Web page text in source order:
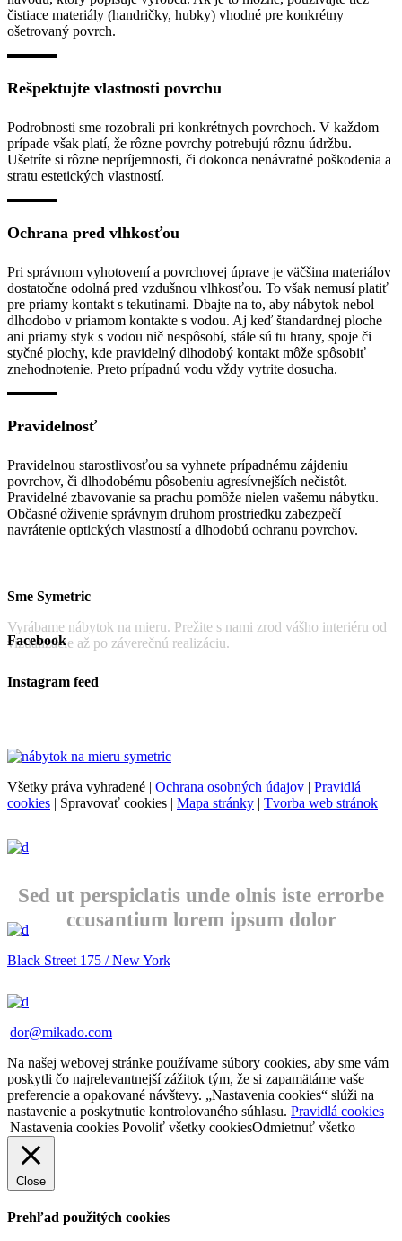
čistiace materiály (handričky, hubky) vhodné pre konkrétny
ošetrovaný povrch.
Rešpektujte vlastnosti povrchu
Podrobnosti sme rozobrali pri konkrétnych povrchoch. V každom
prípade však platí, že rôzne povrchy potrebujú rôznu údržbu.
Ušetríte si rôzne nepríjemnosti, či dokonca nenávratné poškodenia a
stratu estetických vlastností.
Ochrana pred vlhkosťou
Pri správnom vyhotovení a povrchovej úprave je väčšina materiálov
dostatočne odolná pred vzdušnou vlhkosťou. To však nemusí platiť
pre priamy kontakt s tekutinami. Dbajte na to, aby nábytok nebol
dlhodobo v priamom kontakte s vodou. Aj keď štandardnej ploche
ani priamy styk s vodou nič nespôsobí, stále sú tu hrany, spoje či
styčné plochy, kde pravidelný dlhodobý kontakt môže spôsobiť
znehodnotenie. Preto prípadnú vodu vždy vytrite dosucha.
Pravidelnosť
Pravidelnou starostlivosťou sa vyhnete prípadnému zájdeniu
povrchov, či dlhodobému pôsobeniu agresívnejších nečistôt.
Pravidelné zbavovanie sa prachu pomôže nielen vašemu nábytku.
Občasné oživenie správnym druhom prostriedku zabezpečí
navrátenie optických vlastností a dlhodobú ochranu povrchov.
Sme Symetric
Vyrábame nábytok na mieru. Prežite s nami zrod vášho interiéru od
vizualizácie až po záverečnú realizáciu.
Facebook
Instagram feed
Všetky práva vyhradené | Ochrana osobných údajov | Pravidlá
cookies | Spravovať cookies | Mapa stránky | Tvorba web stránok
Sed ut perspiclatis unde olnis iste errorbe
ccusantium lorem ipsum dolor
Black Street 175 / New York
dor@mikado.com
Na našej webovej stránke používame súbory cookies, aby sme vám
poskytli čo najrelevantnejší zážitok tým, že si zapamätáme vaše
preferencie a opakované návštevy. „Nastavenia cookies“ slúži na
nastavenie a poskytnutie kontrolovaného súhlasu. Pravidlá cookies
Nastavenia cookiesPovoliť všetky cookiesOdmietnuť všetko
Close
Prehľad použitých cookies